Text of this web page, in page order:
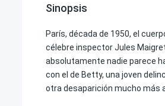
Sinopsis
París, década de 1950, el
célebre inspector Jules
absolutamente nadie parece
con el de Betty, una joven
otra desaparición mucho más